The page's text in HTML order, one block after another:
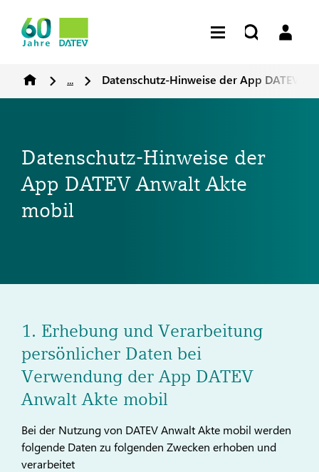
... Datenschutz-Hinweise der App DATEV
Datenschutz-Hinweise der
App DATEV Anwalt Akte
mobil
1. Erhebung und Verarbeitung
persönlicher Daten bei
Verwendung der App DATEV
Anwalt Akte mobil
Bei der Nutzung von DATEV Anwalt Akte mobil werden
folgende Daten zu folgenden Zwecken erhoben und
verarbeitet